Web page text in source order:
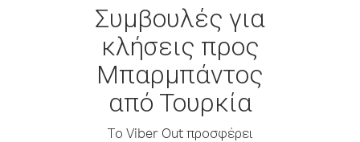
Συμβουλές για
κλήσεις προς
Μπαρμπάντος
από Τουρκία
Το Viber Out προσφέρει